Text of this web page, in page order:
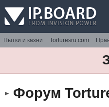
Пытки и казни Torturesru.com
Форум